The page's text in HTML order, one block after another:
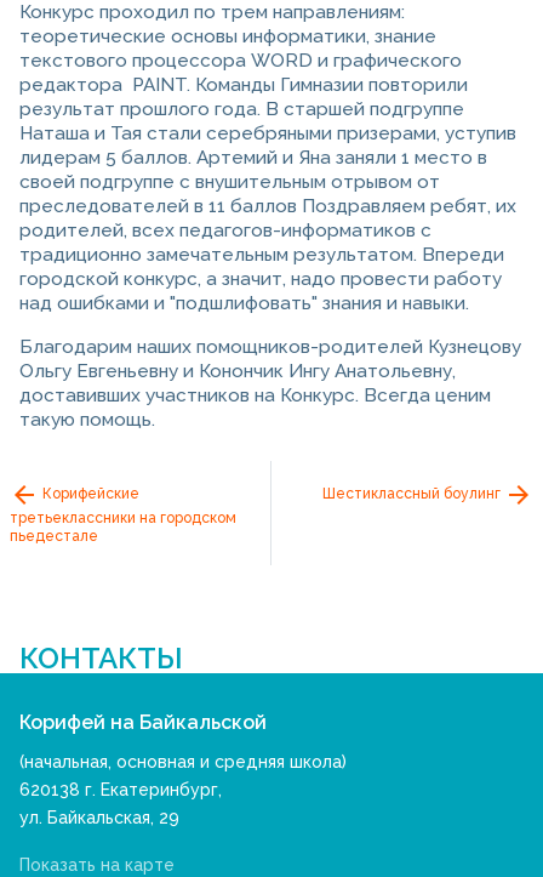
Конкурс проходил по трем направлениям:
теоретические основы информатики, знание
текстового процессора WORD и графического
редактора PAINT. Команды Гимназии повторили
результат прошлого года. В старшей подгруппе
Наташа и Тая стали серебряными призерами, уступив
лидерам 5 баллов. Артемий и Яна заняли 1 место в
своей подгруппе с внушительным отрывом от
преследователей в 11 баллов Поздравляем ребят, их
родителей, всех педагогов-информатиков с
традиционно замечательным результатом. Впереди
городской конкурс, а значит, надо провести работу
над ошибками и "подшлифовать" знания и навыки.
Благодарим наших помощников-родителей Кузнецову
Ольгу Евгеньевну и Конончик Ингу Анатольевну,
доставивших участников на Конкурс. Всегда ценим
такую помощь.
Корифейские
третьеклассники на городском
пьедестале
Шестиклассный боулинг
КОНТАКТЫ
Корифей на Байкальской
(начальная, основная и средняя школа)
620138 г. Екатеринбург,
ул. Байкальская, 29
Показать на карте